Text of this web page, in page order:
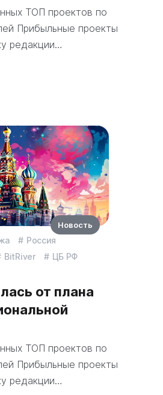
ТОП проектов по
Прибыльные проекты
редакции…
Россия
BitRiver
ЦБ РФ
от плана
ТОП проектов по
Прибыльные проекты
редакции…
Новость